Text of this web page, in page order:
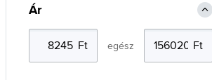
Ár
egész